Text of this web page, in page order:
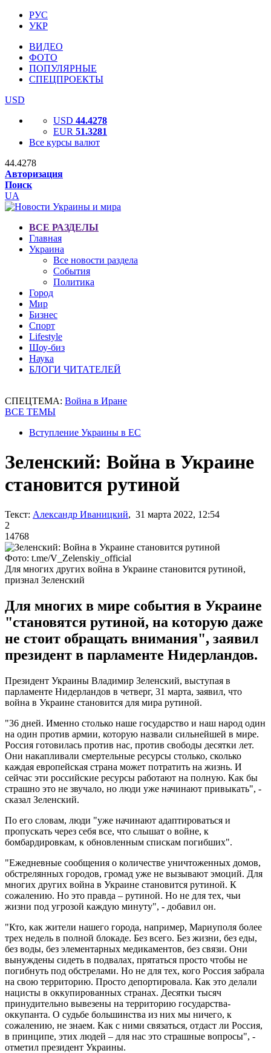
РУС
УКР
ВИДЕО
ФОТО
ПОПУЛЯРНЫЕ
СПЕЦПРОЕКТЫ
USD
USD 44.4278
EUR 51.3281
Все курсы валют
44.4278
Авторизация
Поиск
UA
ВСЕ РАЗДЕЛЫ
Главная
Украина
Все новости раздела
События
Политика
Город
Мир
Бизнес
Спорт
Lifestyle
Шоу-биз
Наука
БЛОГИ ЧИТАТЕЛЕЙ
СПЕЦТЕМА: Война в Иране
ВСЕ ТЕМЫ
Вступление Украины в ЕС
Зеленский: Война в Украине
становится рутиной
Текст: Александр Иваницкий, 31 марта 2022, 12:54
2
14768
Фото: t.me/V_Zelenskiy_official
Для многих других война в Украине становится рутиной,
признал Зеленский
Для многих в мире события в Украине
"становятся рутиной, на которую даже
не стоит обращать внимания", заявил
президент в парламенте Нидерландов.
Президент Украины Владимир Зеленский, выступая в
парламенте Нидерландов в четверг, 31 марта, заявил, что
война в Украине становится для мира рутиной.
"36 дней. Именно столько наше государство и наш народ один
на один против армии, которую назвали сильнейшей в мире.
Россия готовилась против нас, против свободы десятки лет.
Они накапливали смертельные ресурсы столько, сколько
каждая европейская страна может потратить на жизнь. И
сейчас эти российские ресурсы работают на полную. Как бы
страшно это не звучало, но люди уже начинают привыкать", -
сказал Зеленский.
По его словам, люди "уже начинают адаптироваться и
пропускать через себя все, что слышат о войне, к
бомбардировкам, к обновленным спискам погибших".
"Ежедневные сообщения о количестве уничтоженных домов,
обстрелянных городов, громад уже не вызывают эмоций. Для
многих других война в Украине становится рутиной. К
сожалению. Но это правда – рутиной. Но не для тех, чьи
жизни под угрозой каждую минуту", - добавил он.
"Кто, как жители нашего города, например, Мариуполя более
трех недель в полной блокаде. Без всего. Без жизни, без еды,
без воды, без элементарных медикаментов, без связи. Они
вынуждены сидеть в подвалах, прятаться просто чтобы не
погибнуть под обстрелами. Но не для тех, кого Россия забрала
на свою территорию. Просто депортировала. Как это делали
нацисты в оккупированных странах. Десятки тысяч
принудительно вывезены на территорию государства-
оккупанта. О судьбе большинства из них мы ничего, к
сожалению, не знаем. Как с ними связаться, отдаст ли Россия,
в принципе, этих людей – для нас это страшные вопросы", -
отметил президент Украины.